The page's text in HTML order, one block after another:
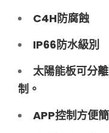
C4H防腐蝕
IP66防水級別
太陽能板可分
制。
APP控制方便